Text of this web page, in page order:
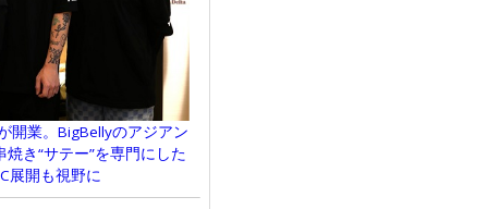
開業。BigBellyのアジアン
き“サテー”を専門にした
展開も視野に